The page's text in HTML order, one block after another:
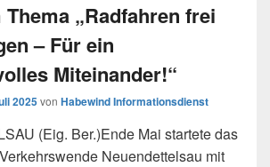
„Radfahren frei
– Für ein
Miteinander!“
2025von Habewind Informationsdienst
(Eig. Ber.)Ende Mai startete das
Neuendettelsau mit